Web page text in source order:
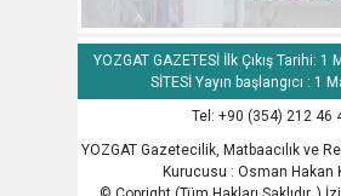
YOZGAT GAZETESİ İlk Çıkış Tarihi:
SİTESİ Yayın başlangıcı : 1
Tel: +90 (354) 212 46
YOZGAT Gazetecilik, Matbaacılık ve
Kurucusu : Osman Hakan